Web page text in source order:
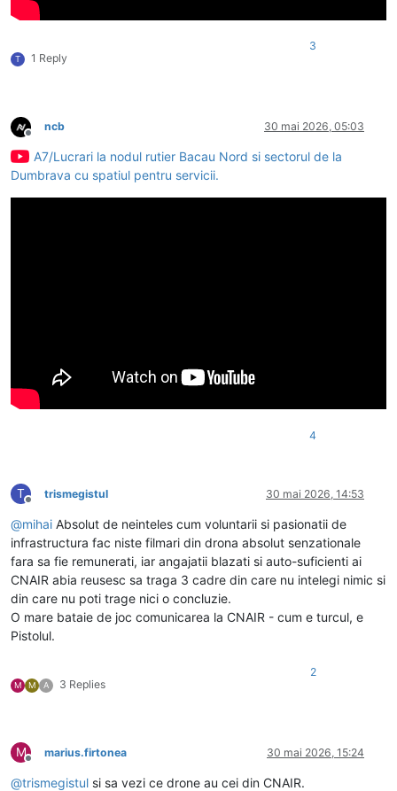
T 1 Reply
3
Deconectat
ncb 30 mai 2026, 05:03
A7/Lucrari la nodul rutier Bacau Nord si sectorul de la
Dumbrava cu spatiul pentru servicii.
4
T
Deconectat
trismegistul 30 mai 2026, 14:53
@mihai Absolut de neinteles cum voluntarii si pasionatii de
infrastructura fac niste filmari din drona absolut senzationale
fara sa fie remunerati, iar angajatii blazati si auto-suficienti ai
CNAIR abia reusesc sa traga 3 cadre din care nu intelegi nimic si
din care nu poti trage nici o concluzie.
O mare bataie de joc comunicarea la CNAIR - cum e turcul, e
Pistolul.
M M A 3 Replies
2
M
Deconectat
marius.firtonea 30 mai 2026, 15:24
@trismegistul si sa vezi ce drone au cei din CNAIR.